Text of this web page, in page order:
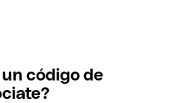
código de